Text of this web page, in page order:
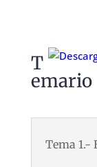
T
emario
Tema 1.-